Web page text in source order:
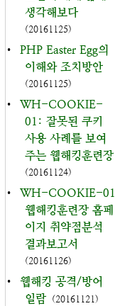
생각해보다
(20161125)
•
PHP Easter Egg의
이해와 조치방안
(20161125)
•
WH-COOKIE-
01: 잘못된 쿠키
사용 사례를 보여
주는 웹해킹훈련장
(20161124)
•
WH-COOKIE-01
웹해킹훈련장 홈페
이지 취약점분석
결과보고서
(20161126)
•
웹해킹 공격/방어
일람 (20161121)